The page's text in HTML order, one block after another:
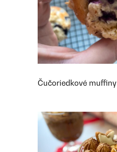
Čučoriedkové muffiny